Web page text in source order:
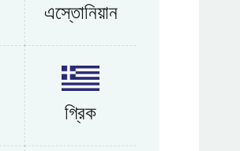
এস্তোনিয়ান
গ্রিক